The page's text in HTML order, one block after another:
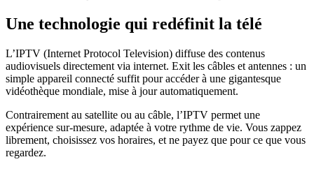
Une technologie qui redéfinit la télé
L’IPTV (Internet Protocol Television) diffuse des contenus
audiovisuels directement via internet. Exit les câbles et antennes : un
simple appareil connecté suffit pour accéder à une gigantesque
vidéothèque mondiale, mise à jour automatiquement.
Contrairement au satellite ou au câble, l’IPTV permet une
expérience sur-mesure, adaptée à votre rythme de vie. Vous zappez
librement, choisissez vos horaires, et ne payez que pour ce que vous
regardez.